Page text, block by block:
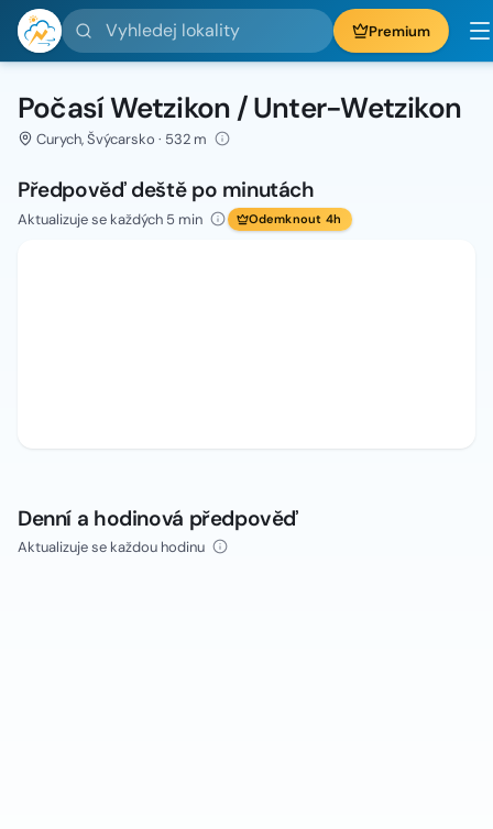
Vyhledej lokality Premium
Počasí Wetzikon / Unter-Wetzikon
Curych, Švýcarsko · 532 m
Předpověď deště po minutách
Aktualizuje se každých 5 min Odemknout 4h
Denní a hodinová předpověď
Aktualizuje se každou hodinu